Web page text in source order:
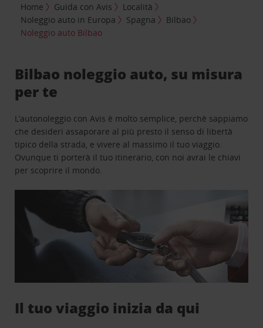
Home Guida con Avis
Località
Noleggio auto in Europa
Spagna
Bilbao
Noleggio auto Bilbao
Bilbao noleggio auto, su misura
per te
L’autonoleggio con Avis è molto semplice, perchè sappiamo
che desideri assaporare al più presto il senso di libertà
tipico della strada, e vivere al massimo il tuo viaggio.
Ovunque ti porterà il tuo itinerario, con noi avrai le chiavi
per scoprire il mondo.
Il tuo viaggio inizia da qui